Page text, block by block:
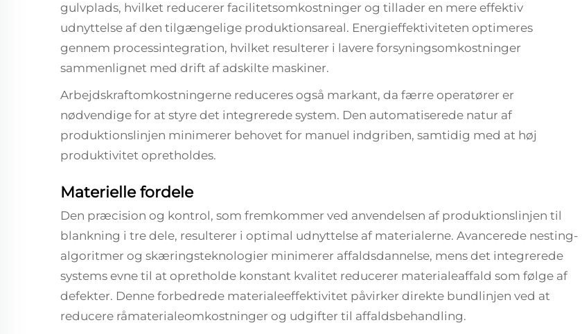
gulvplads, hvilket reducerer facilitetsomkostninger og tillader en mere effektiv
udnyttelse af den tilgængelige produktionsareal. Energieffektiviteten optimeres
gennem processintegration, hvilket resulterer i lavere forsyningsomkostninger
sammenlignet med drift af adskilte maskiner.
Arbejdskraftomkostningerne reduceres også markant, da færre operatører er
nødvendige for at styre det integrerede system. Den automatiserede natur af
produktionslinjen minimerer behovet for manuel indgriben, samtidig med at høj
produktivitet opretholdes.
Materielle fordele
Den præcision og kontrol, som fremkommer ved anvendelsen af produktionslinjen til
blankning i tre dele, resulterer i optimal udnyttelse af materialerne. Avancerede nesting-
algoritmer og skæringsteknologier minimerer affaldsdannelse, mens det integrerede
systems evne til at opretholde konstant kvalitet reducerer materialeaffald som følge af
defekter. Denne forbedrede materialeeffektivitet påvirker direkte bundlinjen ved at
reducere råmaterialeomkostninger og udgifter til affaldsbehandling.